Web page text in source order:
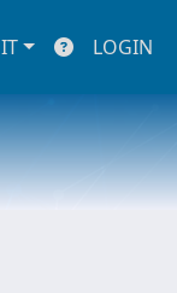
IT LOGIN